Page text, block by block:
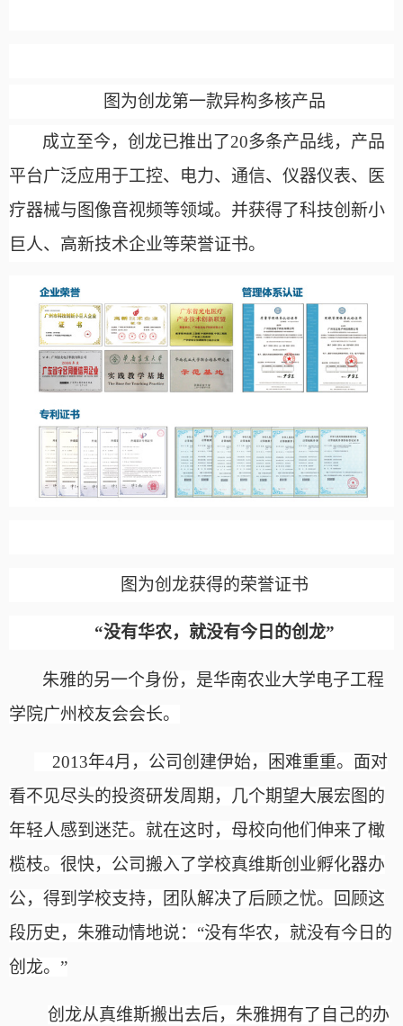
图为创龙第一款异构多核产品
成立至今，创龙已推出了20多条产品线，产品
平台广泛应用于工控、电力、通信、仪器仪表、医
疗器械与图像音视频等领域。并获得了科技创新小
巨人、高新技术企业等荣誉证书。
图为创龙获得的荣誉证书
“没有华农，就没有今日的创龙”
朱雅的另一个身份，是华南农业大学电子工程
学院广州校友会会长。
2013年4月，公司创建伊始，困难重重。面对
看不见尽头的投资研发周期，几个期望大展宏图的
年轻人感到迷茫。就在这时，母校向他们伸来了橄
榄枝。很快，公司搬入了学校真维斯创业孵化器办
公，得到学校支持，团队解决了后顾之忧。回顾这
段历史，朱雅动情地说：“没有华农，就没有今日的
创龙。”
创龙从真维斯搬出去后，朱雅拥有了自己的办